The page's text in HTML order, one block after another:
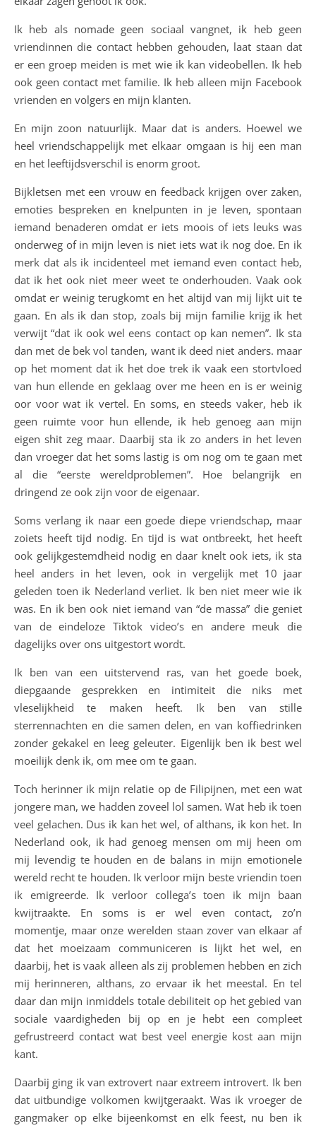
Ik heb als nomade geen sociaal vangnet, ik heb geen
vriendinnen die contact hebben gehouden, laat staan dat
er een groep meiden is met wie ik kan videobellen. Ik heb
ook geen contact met familie. Ik heb alleen mijn Facebook
vrienden en volgers en mijn klanten.
En mijn zoon natuurlijk. Maar dat is anders. Hoewel we
heel vriendschappelijk met elkaar omgaan is hij een man
en het leeftijdsverschil is enorm groot.
Bijkletsen met een vrouw en feedback krijgen over zaken,
emoties bespreken en knelpunten in je leven, spontaan
iemand benaderen omdat er iets moois of iets leuks was
onderweg of in mijn leven is niet iets wat ik nog doe. En ik
merk dat als ik incidenteel met iemand even contact heb,
dat ik het ook niet meer weet te onderhouden. Vaak ook
omdat er weinig terugkomt en het altijd van mij lijkt uit te
gaan. En als ik dan stop, zoals bij mijn familie krijg ik het
verwijt “dat ik ook wel eens contact op kan nemen”. Ik sta
dan met de bek vol tanden, want ik deed niet anders. maar
op het moment dat ik het doe trek ik vaak een stortvloed
van hun ellende en geklaag over me heen en is er weinig
oor voor wat ik vertel. En soms, en steeds vaker, heb ik
geen ruimte voor hun ellende, ik heb genoeg aan mijn
eigen shit zeg maar. Daarbij sta ik zo anders in het leven
dan vroeger dat het soms lastig is om nog om te gaan met
al die “eerste wereldproblemen”. Hoe belangrijk en
dringend ze ook zijn voor de eigenaar.
Soms verlang ik naar een goede diepe vriendschap, maar
zoiets heeft tijd nodig. En tijd is wat ontbreekt, het heeft
ook gelijkgestemdheid nodig en daar knelt ook iets, ik sta
heel anders in het leven, ook in vergelijk met 10 jaar
geleden toen ik Nederland verliet. Ik ben niet meer wie ik
was. En ik ben ook niet iemand van “de massa” die geniet
van de eindeloze Tiktok video’s en andere meuk die
dagelijks over ons uitgestort wordt.
Ik ben van een uitstervend ras, van het goede boek,
diepgaande gesprekken en intimiteit die niks met
vleselijkheid te maken heeft. Ik ben van stille
sterrennachten en die samen delen, en van koffiedrinken
zonder gekakel en leeg geleuter. Eigenlijk ben ik best wel
moeilijk denk ik, om mee om te gaan.
Toch herinner ik mijn relatie op de Filipijnen, met een wat
jongere man, we hadden zoveel lol samen. Wat heb ik toen
veel gelachen. Dus ik kan het wel, of althans, ik kon het. In
Nederland ook, ik had genoeg mensen om mij heen om
mij levendig te houden en de balans in mijn emotionele
wereld recht te houden. Ik verloor mijn beste vriendin toen
ik emigreerde. Ik verloor collega’s toen ik mijn baan
kwijtraakte. En soms is er wel even contact, zo’n
momentje, maar onze werelden staan zover van elkaar af
dat het moeizaam communiceren is lijkt het wel, en
daarbij, het is vaak alleen als zij problemen hebben en zich
mij herinneren, althans, zo ervaar ik het meestal. En tel
daar dan mijn inmiddels totale debiliteit op het gebied van
sociale vaardigheden bij op en je hebt een compleet
gefrustreerd contact wat best veel energie kost aan mijn
kant.
Daarbij ging ik van extrovert naar extreem introvert. Ik ben
dat uitbundige volkomen kwijtgeraakt. Was ik vroeger de
gangmaker op elke bijeenkomst en elk feest, nu ben ik